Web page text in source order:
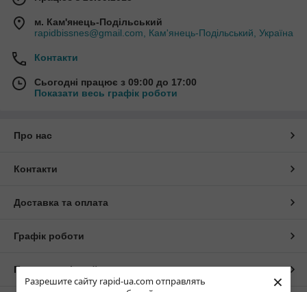
Разрешите сайту rapid-ua.com отправлять
×
м. Кам'янець-Подільський
rapidbissnes@gmail.com, Кам'янець-Подільський, Україна
Контакти
Сьогодні працює з 09:00 до 17:00
Показати весь графік роботи
Про нас
Контакти
Доставка та оплата
Графік роботи
Повна версія сайту